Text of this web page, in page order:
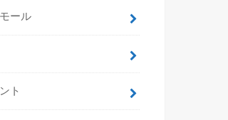
ール
ト